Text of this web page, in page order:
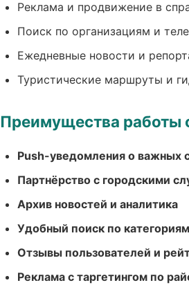
Реклама и продвижение в
Поиск по организациям и
Ежедневные новости и
Туристические маршруты и
Преимущества работы
Push-уведомления о важных
Партнёрство с городскими
Архив новостей и аналитика
Удобный поиск по
Отзывы пользователей и
Реклама с таргетингом по